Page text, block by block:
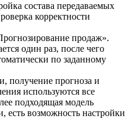
состава передаваемых
корректности
продаж».
один раз, после чего
по заданному
получение прогноза и
используются все
подходящая модель
есть возможность настройки